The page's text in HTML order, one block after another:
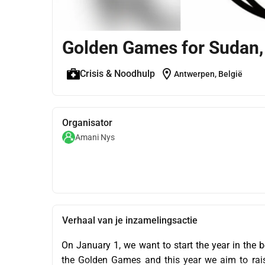
Golden Games for
Crisis & Noodhulp location_on Antwerpen, België
Organisator
Amani Nys
Verhaal van je inzamelingsactie
On January 1, we want to start the year in the
the Golden Games and this year we aim to